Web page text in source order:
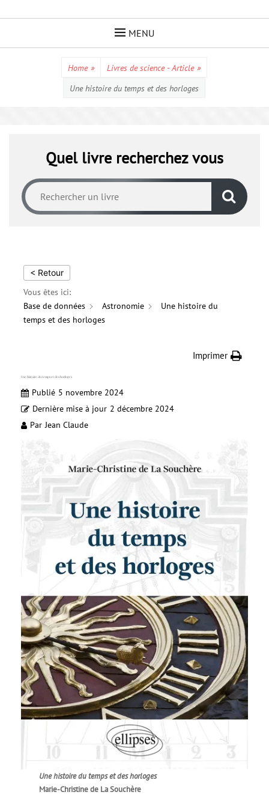
MENU
Home » Livres de science - Article »
Une histoire du temps et des horloges
Quel livre recherchez vous
< Retour
Vous êtes ici:
Base de données
Astronomie
Une histoire du
temps et des horloges
Imprimer
Une histoire du temps et des horloges
Publié 5 novembre 2024
Dernière mise à jour 2 décembre 2024
Par Jean Claude
Une histoire du temps et des horloges
Marie-Christine de La Souchère